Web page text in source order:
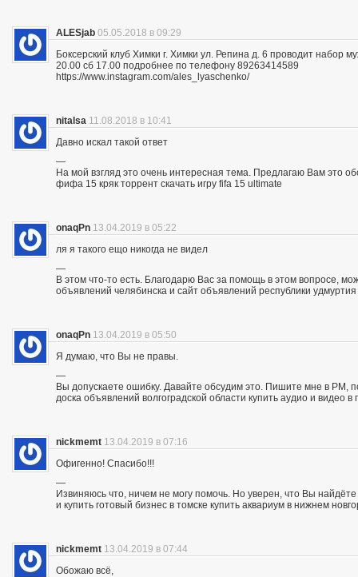
ALESjab 05.05.2018 в 09:29
Боксерский клуб Химки г. Химки ул. Репина д. 6 проводит набор
20.00 сб 17.00 подробнее по телефону 89263414589
https://www.instagram.com/ales_lyaschenko/
nitalsa 11.08.2018 в 10:41
Давно искал такой ответ
—
На мой взгляд это очень интересная тема. Предлагаю Вам это
фифа 15 кряк торрент скачать игру fifa 15 ultimate
onaqPn 13.04.2019 в 05:22
ля я такого ещо никогда не видел
—
В этом что-то есть. Благодарю Вас за помощь в этом вопросе,
объявлений челябинска и сайт объявлений республики
onaqPn 13.04.2019 в 05:50
Я думаю, что Вы не правы.
—
Вы допускаете ошибку. Давайте обсудим это. Пишите мне в PM,
доска объявлений волгоградской области купить аудио и видео в
nickmemt 13.04.2019 в 07:16
Офигенно! Спасибо!!!
—
Извиняюсь что, ничем не могу помочь. Но уверен, что Вы
и купить готовый бизнес в томске купить аквариум в нижнем
nickmemt 13.04.2019 в 07:44
Обожаю всё,